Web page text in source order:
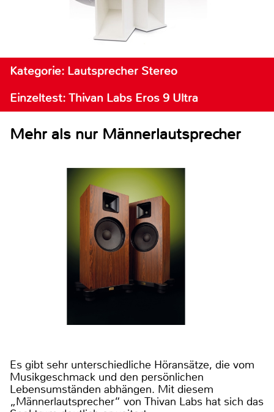
Kategorie: Lautsprecher Stereo
Einzeltest: Thivan Labs Eros 9 Ultra
Mehr als nur Männerlautsprecher
Es gibt sehr unterschiedliche Höransätze, die vom
Musikgeschmack und den persönlichen
Lebensumständen abhängen. Mit diesem
„Männerlautsprecher“ von Thivan Labs hat sich das